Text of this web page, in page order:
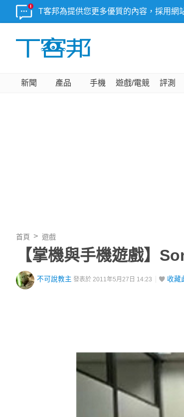
T客邦為提供您更多優質的內容，採用網
新聞 產品 手機 遊戲/電競 評測
首頁 遊戲
【掌機與手機遊戲】
不可說教主 發表於 2011年5月27日 14:23 收藏